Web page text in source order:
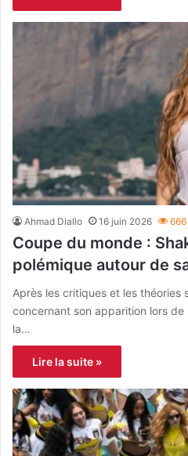
Ahmad Diallo 16 juin 2026 666
Coupe du monde :
polémique autour de
Après les critiques et les théories
concernant son apparition lors de
la…
Lire la suite »